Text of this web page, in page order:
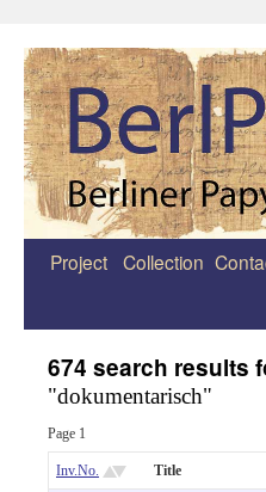
Zum
Project Collection
674 search results
"dokumentarisch"
Page 1
Inv.No. Title